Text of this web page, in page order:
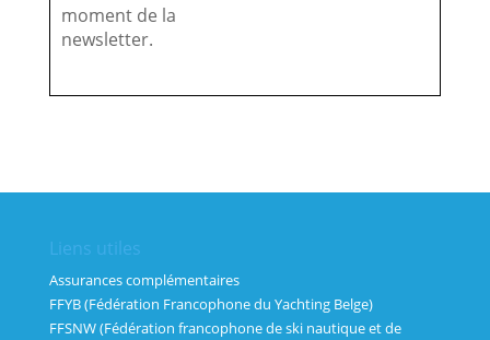
moment de la
newsletter.
Liens utiles
Assurances complémentaires
FFYB (Fédération Francophone du Yachting Belge)
FFSNW (Fédération francophone de ski nautique et de